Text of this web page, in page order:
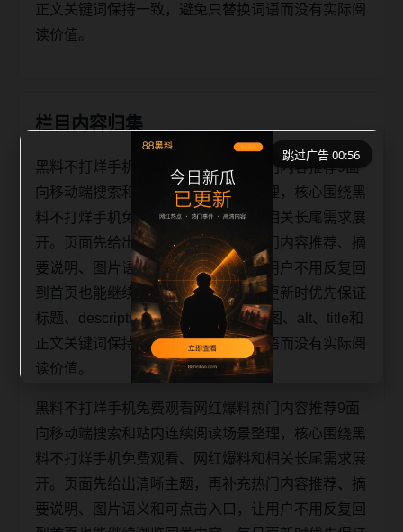
正文关键词保持一致，避免只替换词语而没有实际阅
读价值。
栏目内容归集
黑料不打烊手机免费观看网红爆料热门内容推荐9面
向移动端搜索和站内连续阅读场景整理，核心围绕黑
料不打烊手机免费观看、网红爆料和相关长尾需求展
开。页面先给出清晰主题，再补充热门内容推荐、摘
要说明、图片语义和可点击入口，让用户不用反复回
到首页也能继续浏览同类内容。每日更新时优先保证
标题、description、canonical、主题图、alt、title和
正文关键词保持一致，避免只替换词语而没有实际阅
读价值。
黑料不打烊手机免费观看网红爆料热门内容推荐9面
向移动端搜索和站内连续阅读场景整理，核心围绕黑
料不打烊手机免费观看、网红爆料和相关长尾需求展
开。页面先给出清晰主题，再补充热门内容推荐、摘
要说明、图片语义和可点击入口，让用户不用反复回
跳过广告 00:56